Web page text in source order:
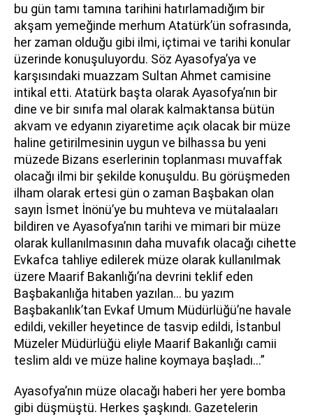
bu gün tamı tamına tarihini hatırlamadığım bir
akşam yemeğinde merhum Atatürk’ün sofrasında,
her zaman olduğu gibi ilmi, içtimai ve tarihi konular
üzerinde konuşuluyordu. Söz Ayasofya’ya ve
karşısındaki muazzam Sultan Ahmet camisine
intikal etti. Atatürk başta olarak Ayasofya’nın bir
dine ve bir sınıfa mal olarak kalmaktansa bütün
akvam ve edyanın ziyaretime açık olacak bir müze
haline getirilmesinin uygun ve bilhassa bu yeni
müzede Bizans eserlerinin toplanması muvaffak
olacağı ilmi bir şekilde konuşuldu. Bu görüşmeden
ilham olarak ertesi gün o zaman Başbakan olan
sayın İsmet İnönü’ye bu muhteva ve mütalaaları
bildiren ve Ayasofya’nın tarihi ve mimari bir müze
olarak kullanılmasının daha muvafık olacağı cihette
Evkafca tahliye edilerek müze olarak kullanılmak
üzere Maarif Bakanlığı’na devrini teklif eden
Başbakanlığa hitaben yazılan... bu yazım
Başbakanlık’tan Evkaf Umum Müdürlüğü’ne havale
edildi, vekiller heyetince de tasvip edildi, İstanbul
Müzeler Müdürlüğü eliyle Maarif Bakanlığı camii
teslim aldı ve müze haline koymaya başladı...”
Ayasofya’nın müze olacağı haberi her yere bomba
gibi düşmüştü. Herkes şaşkındı. Gazetelerin